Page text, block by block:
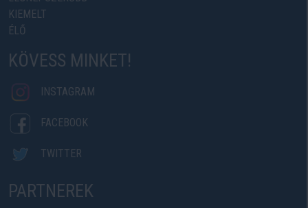
KIEMELT
ÉLŐ
KÖVESS MINKET!
INSTAGRAM
FACEBOOK
TWITTER
PARTNEREK